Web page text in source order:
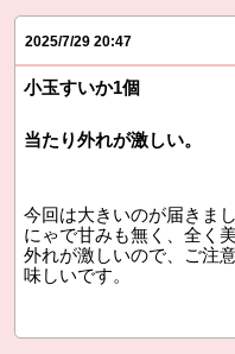
2025/7/29 20:47
小玉すいか1個
当たり外れが激しい。
今回は大きいのが届きま
にゃで甘みも無く、全く
外れが激しいので、ご注
味しいです。